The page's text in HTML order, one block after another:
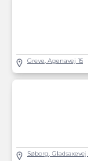
Greve, Agenavej 15
Søborg, Gladsaxevej